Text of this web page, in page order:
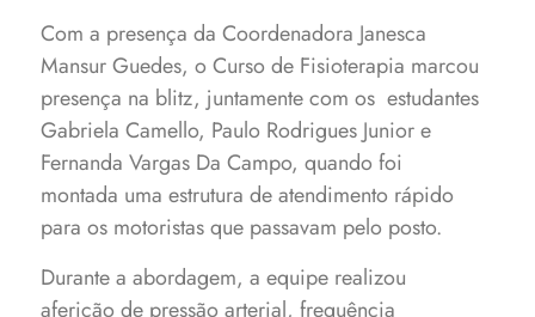
Com a presença da Coordenadora Janesca
Mansur Guedes, o Curso de Fisioterapia marcou
presença na blitz, juntamente com os estudantes
Gabriela Camello, Paulo Rodrigues Junior e
Fernanda Vargas Da Campo, quando foi
montada uma estrutura de atendimento rápido
para os motoristas que passavam pelo posto.
Durante a abordagem, a equipe realizou
aferição de pressão arterial, frequência